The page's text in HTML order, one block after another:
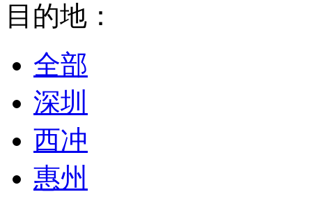
目的地：
全部
深圳
西冲
惠州